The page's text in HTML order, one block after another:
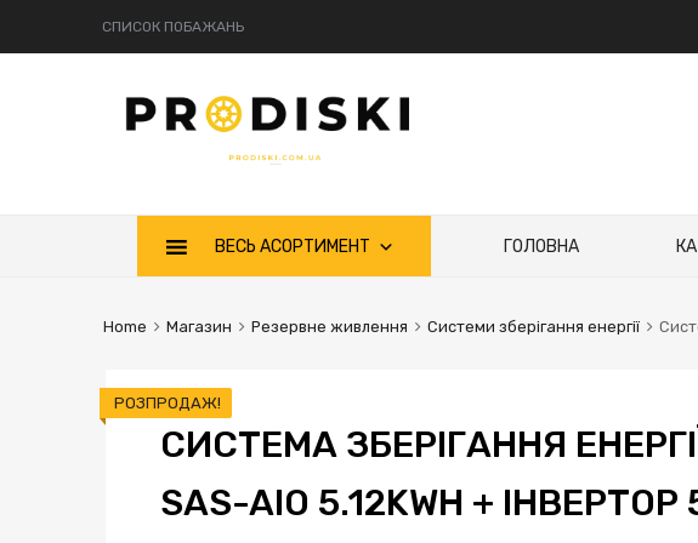
СПИСОК ПОБАЖАНЬ
ВЕСЬ АСОРТИМЕНТ ГОЛОВНА
Home Магазин Резервне живлення Системи зберігання енергії
СИСТЕМА ЗБЕРІГАННЯ
SAS-AIO 5.12KWH + ІНВЕРТОР
РОЗПРОДАЖ!